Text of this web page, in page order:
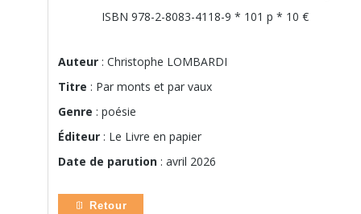
ISBN 978-2-8083-4118-9 * 101 p * 10 €
Auteur : Christophe LOMBARDI
Titre : Par monts et par vaux
Genre : poésie
Éditeur : Le Livre en papier
Date de parution : avril 2026
Retour